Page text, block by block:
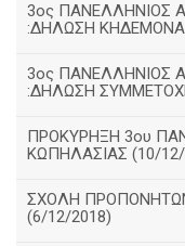
3ος ΠΑΝΕΛΛΗΝΙΟΣ
:ΔΗΛΩΣΗ ΚΗΔΕΜΟΝΑ
3ος ΠΑΝΕΛΛΗΝΙΟΣ
:ΔΗΛΩΣΗ
ΠΡΟΚΥΡΗΞΗ 3ου
ΚΩΠΗΛΑΣΙΑΣ (10/12/
ΣΧΟΛΗ
(6/12/2018)